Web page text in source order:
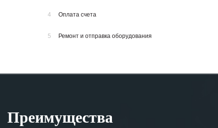
4 Оплата счета
5 Ремонт и отправка оборудования
Преимущества